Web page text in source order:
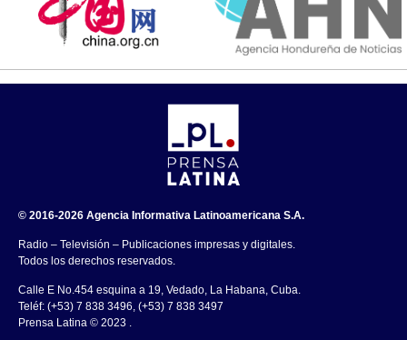
© 2016-2026 Agencia Informativa Latinoamericana S.A.
Radio – Televisión – Publicaciones impresas y digitales.
Todos los derechos reservados.
Calle E No.454 esquina a 19, Vedado, La Habana, Cuba.
Teléf: (+53) 7 838 3496, (+53) 7 838 3497
Prensa Latina © 2023 .